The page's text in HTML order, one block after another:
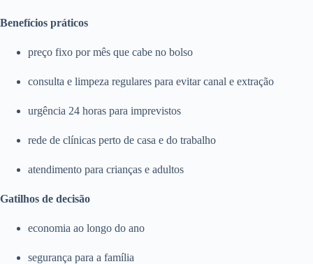
Benefícios práticos
preço fixo por mês que cabe no bolso
consulta e limpeza regulares para evitar canal e extração
urgência 24 horas para imprevistos
rede de clínicas perto de casa e do trabalho
atendimento para crianças e adultos
Gatilhos de decisão
economia ao longo do ano
segurança para a família